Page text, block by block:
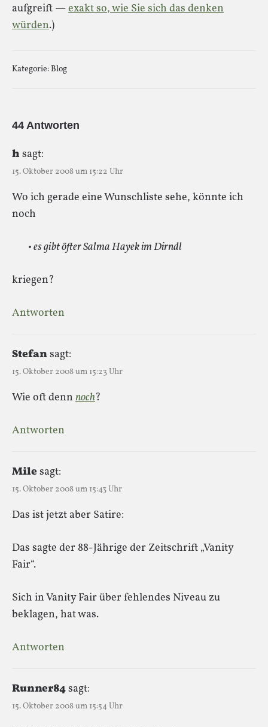
aufgreift —exakt so, wie Sie sich das denken
würden.)
Kategorie:Blog
44 Antworten
h sagt:
15. Oktober 2008 um 15:22 Uhr
Wo ich gerade eine Wunschliste sehe, könnte ich
noch
• es gibt öfter Salma Hayek im Dirndl
kriegen?
Antworten
Stefansagt:
15. Oktober 2008 um 15:23 Uhr
Wie oft denn noch?
Antworten
Milesagt:
15. Oktober 2008 um 15:43 Uhr
Das ist jetzt aber Satire:
Das sagte der 88-Jährige der Zeitschrift „Vanity
Fair“.
Sich in Vanity Fair über fehlendes Niveau zu
beklagen, hat was.
Antworten
Runner84sagt:
15. Oktober 2008 um 15:54 Uhr